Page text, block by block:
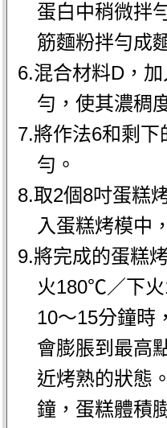
蛋白中稍微拌
筋麵粉拌勻成
6.混合材料D，
勻，使其濃稠
7.將作法6和剩下
勻。
8.取2個8吋蛋糕
入蛋糕烤模中
9.將完成的蛋糕
火180℃／下
10～15分鐘時
會膨脹到最高
近烤熟的狀態
鐘，蛋糕體積